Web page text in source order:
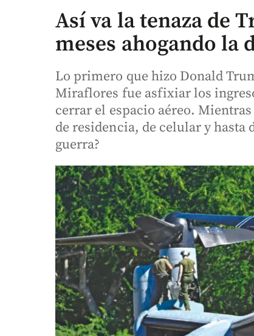
Así va la tenaza de
meses ahogando la
Lo primero que hizo Donald
Miraflores fue asfixiar los
cerrar el espacio aéreo.
de residencia, de celular y hasta
guerra?